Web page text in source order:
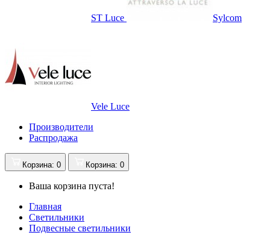
ST Luce Sylcom
Vele Luce
Производители
Распродажа
Корзина: 0 Корзина: 0
Ваша корзина пуста!
Главная
Светильники
Подвесные светильники